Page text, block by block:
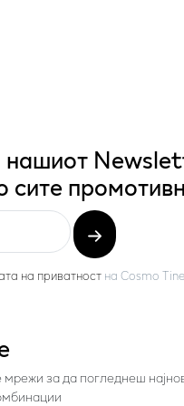
нашиот
сите
на приватност на Cosmo
за да погледнеш